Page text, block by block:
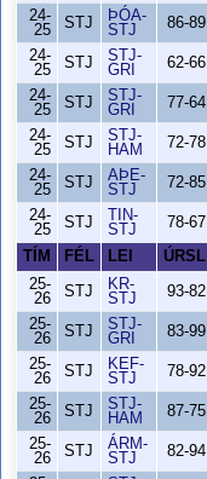
24-
25
STJ
ÞÓA-
STJ
86-89
24-
25
STJ
STJ-
GRI
62-66
24-
25
STJ
STJ-
GRI
77-64
24-
25
STJ
STJ-
HAM
72-78
24-
25
STJ
AÞE-
STJ
72-85
24-
25
STJ
TIN-
STJ
78-67
TÍM
FÉL LEI ÚRSL
25-
26
STJ
KR-
STJ
93-82
25-
26
STJ
STJ-
GRI
83-99
25-
26
STJ
KEF-
STJ
78-92
25-
26
STJ
STJ-
HAM
87-75
25-
26
STJ
ÁRM-
STJ
82-94